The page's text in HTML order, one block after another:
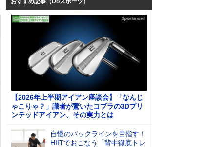
おすすめ記事（Doスポーツ）
【2026年上半期アイアン座談会】「なんじ
ゃこりゃ？」識者が驚いたコブラの3Dプリ
ンテッドアイアン、その実力とは
自慢のバックラインを目指す！
HIITでおこなう「背中徹底トレ